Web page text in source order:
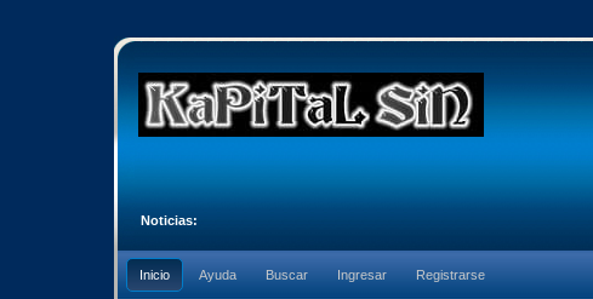
Noticias:
Inicio Ayuda Buscar Ingresar Registrarse